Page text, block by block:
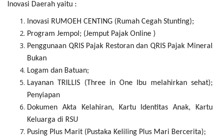
Inovasi Daerah yaitu :
Inovasi RUMOEH CENTING (Rumah Cegah Stunting);
Program Jempol; (Jemput Pajak Online )
Penggunaan QRIS Pajak Restoran dan QRIS Pajak Mineral
Bukan
Logam dan Batuan;
Layanan TRILLIS (Three in One Ibu melahirkan sehat);
Penyiapan
Dokumen Akta Kelahiran, Kartu Identitas Anak, Kartu
Keluarga di RSU
Pusing Plus Marit (Pustaka Keliling Plus Mari Bercerita);